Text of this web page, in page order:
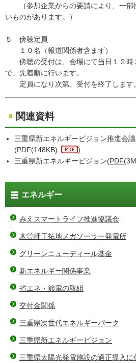
（参加企業からの要請により、一部
いものがあります。）
５ 傍聴定員
１０名（報道関係者含まず）
傍聴の受付は、会場にて当日１２時
で、先着順に行います。
定員になり次第、受付を終了します。
関連資料
三重県新エネルギービジョン推進会
(PDF(148KB)
)
三重県新エネルギービジョン(PDF
エネルギー
みえスマートライフ推進協議会
木曽岬干拓地メガソーラー発電所
グリーンニューディール基金
新エネルギー関係事業
省エネ・節電の取組
交付金関係
三重県次世代エネルギーパーク
三重県新エネルギービジョン
三重県太陽光発電施設の適正導入に